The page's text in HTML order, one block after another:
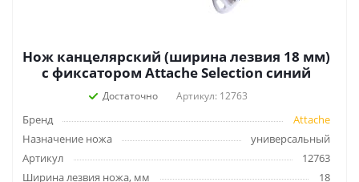
Нож канцелярский (ширина лезвия 18 мм)
с фиксатором Attache Selection синий
Достаточно Артикул: 12763
Бренд
Attache
Назначение ножа
универсальный
Артикул
12763
Ширина лезвия ножа, мм
18